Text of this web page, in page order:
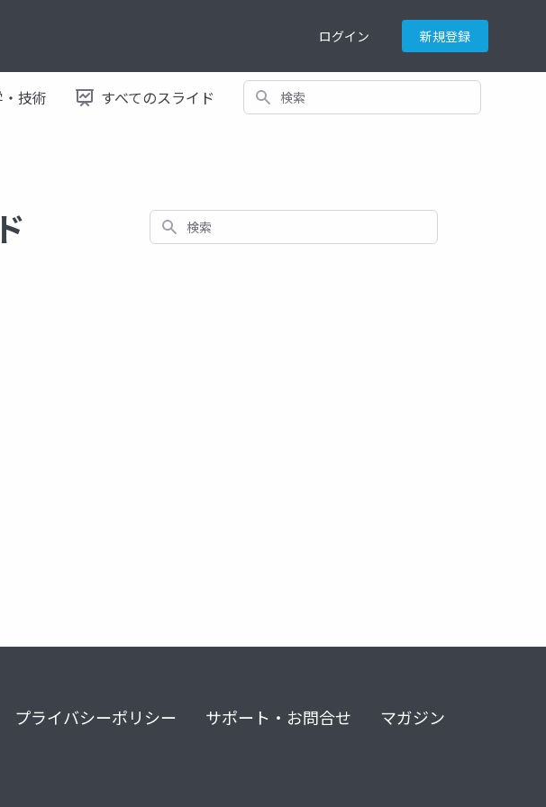
ログイン 新規登録
技術 すべてのスライド 検索
検索
プライバシーポリシー サポート・お問合せ マガジン